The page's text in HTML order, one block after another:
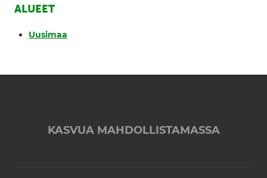
ALUEET
Uusimaa
KASVUA MAHDOLLISTAMASSA